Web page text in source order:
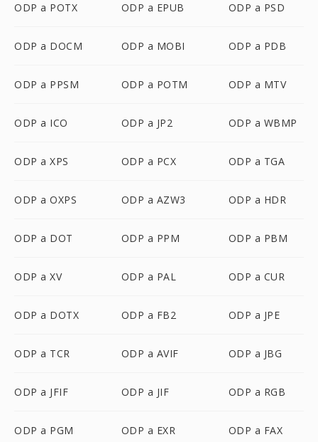
ODP a POTX ODP a EPUB ODP a PSD
ODP a DOCM ODP a MOBI ODP a PDB
ODP a PPSM ODP a POTM ODP a MTV
ODP a ICO ODP a JP2 ODP a WBMP
ODP a XPS ODP a PCX ODP a TGA
ODP a OXPS ODP a AZW3 ODP a HDR
ODP a DOT ODP a PPM ODP a PBM
ODP a XV ODP a PAL ODP a CUR
ODP a DOTX ODP a FB2 ODP a JPE
ODP a TCR ODP a AVIF ODP a JBG
ODP a JFIF ODP a JIF ODP a RGB
ODP a PGM ODP a EXR ODP a FAX